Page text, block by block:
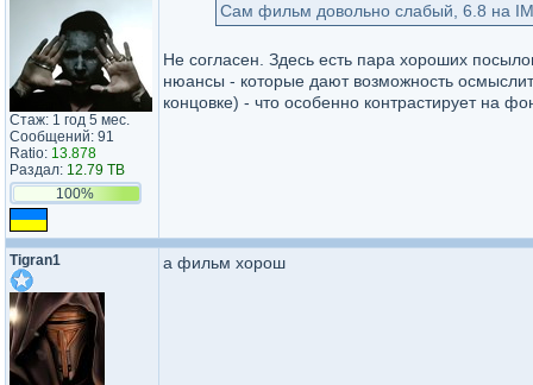
Стаж: 1 год 5 мес.
Сообщений: 91
Ratio: 13.878
Раздал: 12.79 TB
100%
Сам фильм довольно слабый, 6.8 на
Не согласен. Здесь есть пара хороших
нюансы - которые дают возможность
концовке) - что особенно контрастирует на
Tigran1 а фильм хорош